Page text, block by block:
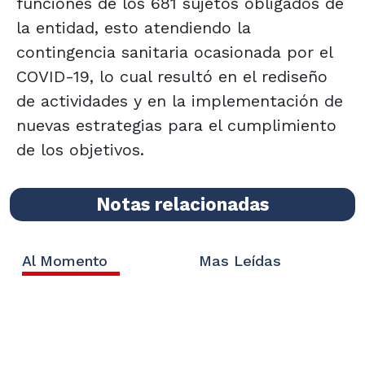
la entidad, esto atendiendo la
contingencia sanitaria ocasionada por el
COVID-19, lo cual resultó en el rediseño
de actividades y en la implementación de
nuevas estrategias para el cumplimiento
de los objetivos.
Notas relacionadas
Al Momento Mas Leídas